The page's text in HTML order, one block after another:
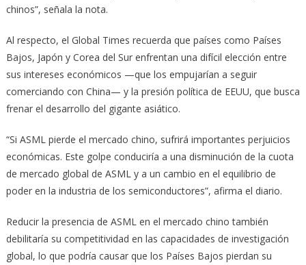
chinos”, señala la nota.
Al respecto, el Global Times recuerda que países como Países
Bajos, Japón y Corea del Sur enfrentan una difícil elección entre
sus intereses económicos —que los empujarían a seguir
comerciando con China— y la presión política de EEUU, que busca
frenar el desarrollo del gigante asiático.
“Si ASML pierde el mercado chino, sufrirá importantes perjuicios
económicas. Este golpe conduciría a una disminución de la cuota
de mercado global de ASML y a un cambio en el equilibrio de
poder en la industria de los semiconductores”, afirma el diario.
Reducir la presencia de ASML en el mercado chino también
debilitaría su competitividad en las capacidades de investigación
global, lo que podría causar que los Países Bajos pierdan su